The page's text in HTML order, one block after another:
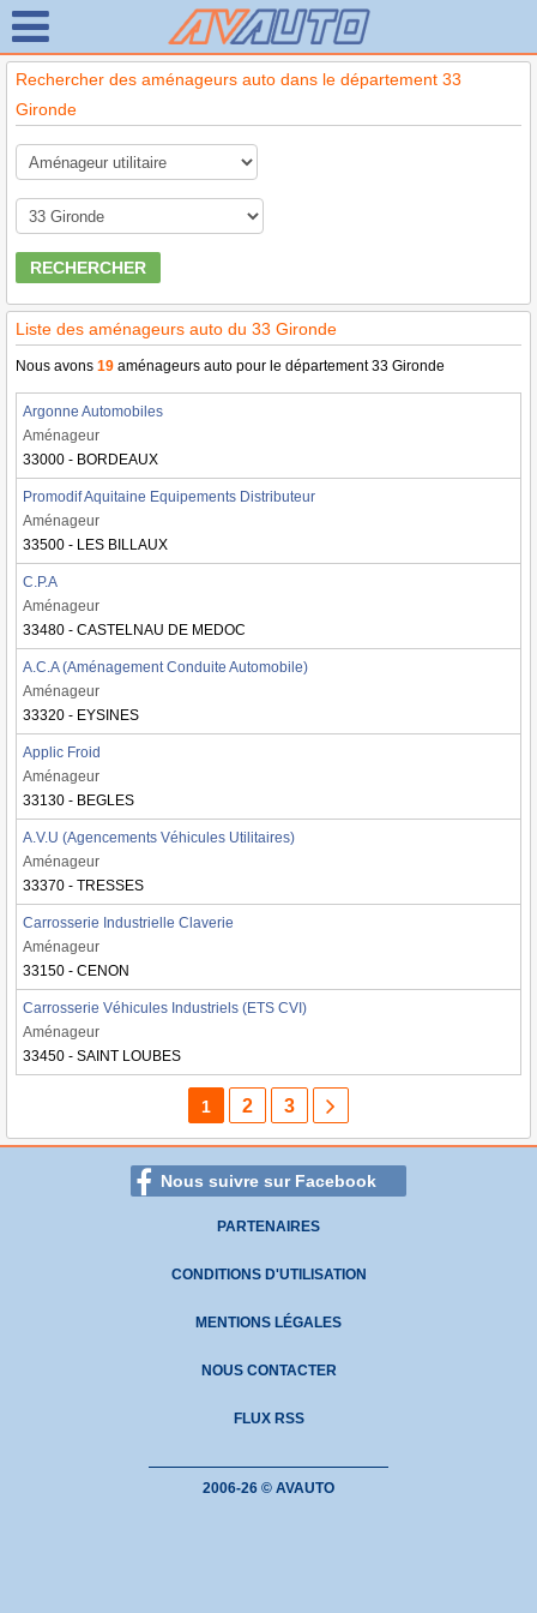
Rechercher des aménageurs auto dans le département 33
Gironde
RECHERCHER
Liste des aménageurs auto du 33 Gironde
Nous avons 19 aménageurs auto pour le département 33 Gironde
Argonne Automobiles
Aménageur
33000 - BORDEAUX
Promodif Aquitaine Equipements Distributeur
Aménageur
33500 - LES BILLAUX
C.P.A
Aménageur
33480 - CASTELNAU DE MEDOC
A.C.A (Aménagement Conduite Automobile)
Aménageur
33320 - EYSINES
Applic Froid
Aménageur
33130 - BEGLES
A.V.U (Agencements Véhicules Utilitaires)
Aménageur
33370 - TRESSES
Carrosserie Industrielle Claverie
Aménageur
33150 - CENON
Carrosserie Véhicules Industriels (ETS CVI)
Aménageur
33450 - SAINT LOUBES
1 2 3
Nous suivre sur Facebook
PARTENAIRES
CONDITIONS D'UTILISATION
MENTIONS LÉGALES
NOUS CONTACTER
FLUX RSS
2006-26 © AVAUTO